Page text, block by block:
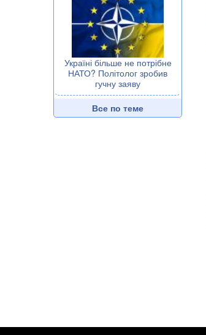
Україні більше не потрібне
НАТО? Політолог зробив
гучну заяву
Все по теме